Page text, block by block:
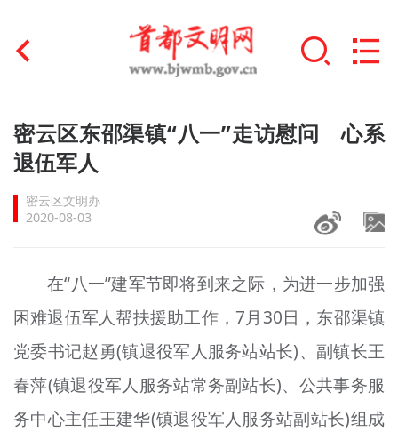
首页
文明创建
文明实践
未成年人思想道德建设
榜样人物
+
身边好人
文明评论
密云区东邵渠镇“八一”走访慰问 心系
退伍军人
密云区文明办
2020-08-03
在“八一”建军节即将到来之际，为进一步加强
困难退伍军人帮扶援助工作，7月30日，东邵渠镇
党委书记赵勇(镇退役军人服务站站长)、副镇长王
春萍(镇退役军人服务站常务副站长)、公共事务服
务中心主任王建华(镇退役军人服务站副站长)组成